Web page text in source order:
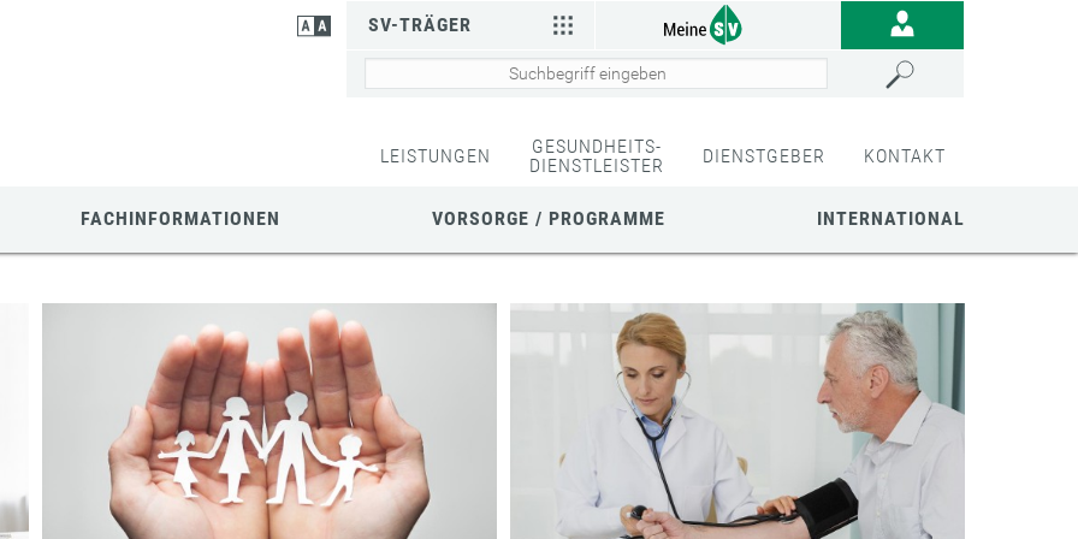
SV-TRÄGER
LEISTUNGEN
GESUNDHEITS-
DIENSTLEISTER
DIENSTGEBER KONTAKT
FACHINFORMATIONEN VORSORGE / PROGRAMME INTERNATIONAL